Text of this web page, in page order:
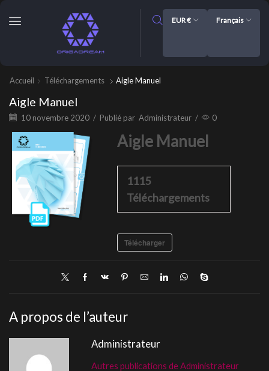
EUR € Français
Accueil Téléchargements Aigle Manuel
Aigle Manuel
10 novembre 2020 / Publié par Administrateur / 0
Aigle Manuel
1115
Téléchargements
Télécharger
A propos de l’auteur
Administrateur
Autres publications de Administrateur